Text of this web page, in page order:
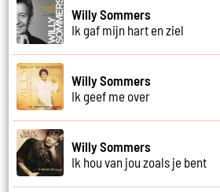
Willy Sommers
Ik gaf mijn hart en ziel
Willy Sommers
Ik geef me over
Willy Sommers
Ik hou van jou zoals je bent